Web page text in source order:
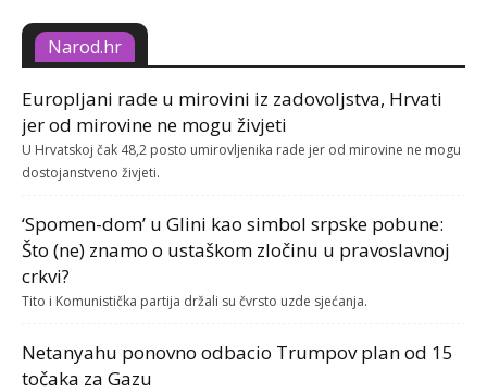
Narod.hr
Europljani rade u mirovini iz zadovoljstva, Hrvati
jer od mirovine ne mogu živjeti
U Hrvatskoj čak 48,2 posto umirovljenika rade jer od mirovine ne mogu
dostojanstveno živjeti.
‘Spomen-dom’ u Glini kao simbol srpske pobune:
Što (ne) znamo o ustaškom zločinu u pravoslavnoj
crkvi?
Tito i Komunistička partija držali su čvrsto uzde sjećanja.
Netanyahu ponovno odbacio Trumpov plan od 15
točaka za Gazu